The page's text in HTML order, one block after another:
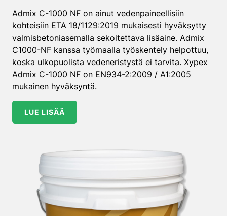
Admix C-1000 NF on ainut vedenpaineellisiin
kohteisiin ETA 18/1129:2019 mukaisesti hyväksytty
valmisbetoniasemalla sekoitettava lisäaine. Admix
C1000-NF kanssa työmaalla työskentely helpottuu,
koska ulkopuolista vedeneristystä ei tarvita. Xypex
Admix C-1000 NF on EN934-2:2009 / A1:2005
mukainen hyväksyntä.
LUE LISÄÄ